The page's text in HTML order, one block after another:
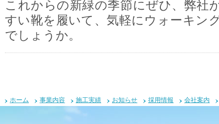
これからの新緑の季節にぜひ、弊社
すい靴を履いて、気軽にウォーキン
でしょうか。
ホーム 事業内容 施工実績 お知らせ 採用情報 会社案内